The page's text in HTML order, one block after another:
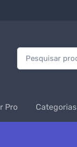
Procurar:
Pro Categorias